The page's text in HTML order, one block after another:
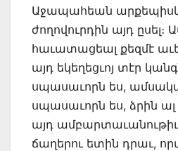
Աջապահեան
ժողովուրդին այդ ըսել։
հաւատացեալ քեզմէ
այդ եկեղեցւոյ տէր
սպասաւորն ես,
սպասաւորն ես, ձրին
այդ
ճաղերու ետին դրաւ,